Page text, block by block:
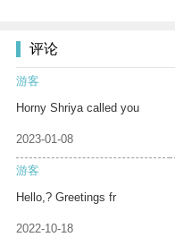
评论
游客
Horny Shriya called you
2023-01-08
游客
Hello,? Greetings fr
2022-10-18